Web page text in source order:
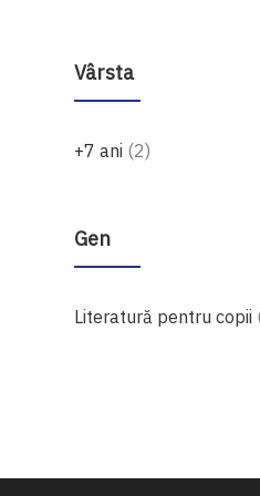
Vârsta
+7 ani 2produse
Gen
Literatură pentru copii